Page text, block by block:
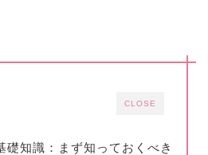
CLOSE
礎知識：まず知っておくべき